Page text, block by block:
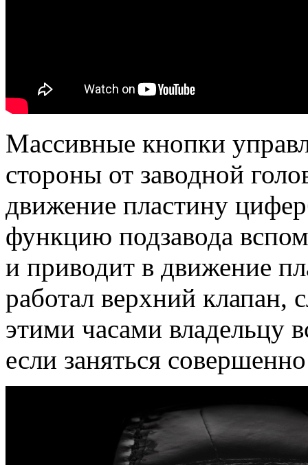
Массивные кнопки
стороны от заводной
движение пластину
функцию подзавода
и приводит в движение
работал верхний клапан,
этими часами владельцу
если заняться